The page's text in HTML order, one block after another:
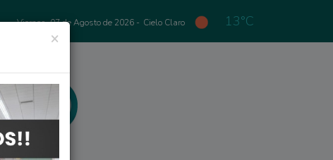
Viernes, 07 de Agosto de 2026 - Cielo Claro 13°C
×